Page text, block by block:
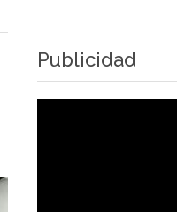
Publicidad